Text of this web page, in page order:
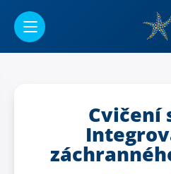
Cvičení